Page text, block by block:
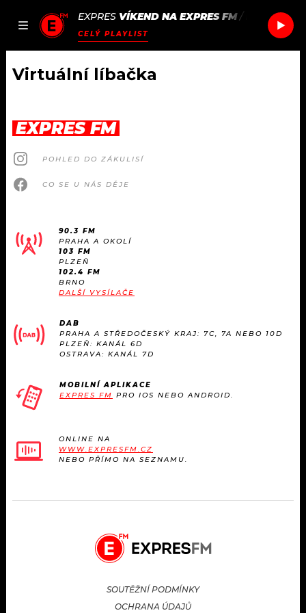
JAK
SEZNAM.CZ
EXPRES VÍKEND NA EXPRES FM/ RIMIDI
CELÝ PLAYLIST
DOMŮ
ČLÁNKY
AKTUÁLNĚ
ROZHOVORY
#NEBUDUDOMA
KVÍZY
TRENDY
KULTURA
PODCASTY
RÁDIO
APLIKACE
PROGRAM
PLAYLIST
JAK NALADIT
SOUTĚŽE
Virtuální líbačka
EXPRES FM
POHLED DO ZÁKULISÍ
CO SE U NÁS DĚJE
90.3 FM
PRAHA A OKOLÍ
103 FM
PLZEŇ
102.4 FM
BRNO
DALŠÍ VYSÍLAČE
DAB
PRAHA A STŘEDOČESKÝ KRAJ: 7C, 7A NEBO 10D
PLZEŇ: KANÁL 6D
OSTRAVA: KANÁL 7D
MOBILNÍ APLIKACE
EXPRES FM PRO IOS NEBO ANDROID.
ONLINE NA
WWW.EXPRESFM.CZ
NEBO PŘÍMO NA SEZNAMU.
SOUTĚŽNÍ PODMÍNKY
OCHRANA ÚDAJŮ